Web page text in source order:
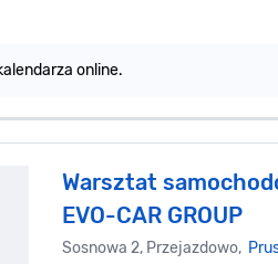
online.
Warsztat
EVO-CAR GROUP
Sosnowa 2, Przejazdowo,